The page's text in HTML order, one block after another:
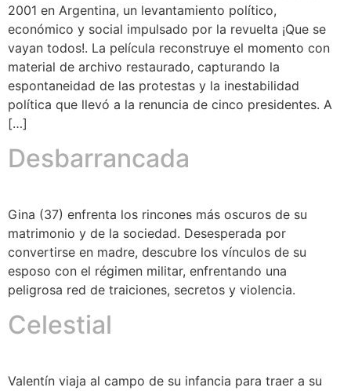
2001 en Argentina, un levantamiento político,
económico y social impulsado por la revuelta ¡Que se
vayan todos!. La película reconstruye el momento con
material de archivo restaurado, capturando la
espontaneidad de las protestas y la inestabilidad
política que llevó a la renuncia de cinco presidentes. A
[…]
Desbarrancada
Gina (37) enfrenta los rincones más oscuros de su
matrimonio y de la sociedad. Desesperada por
convertirse en madre, descubre los vínculos de su
esposo con el régimen militar, enfrentando una
peligrosa red de traiciones, secretos y violencia.
Celestial
Valentín viaja al campo de su infancia para traer a su